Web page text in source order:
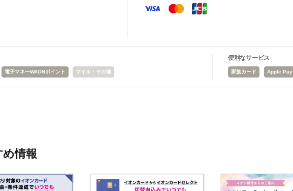
電子マネーWAONポイント マイル・その他
便利なサービス
家族カード Apple Pay
情報